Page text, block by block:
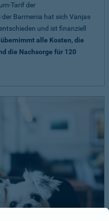
Tarif der
Barmenia hat sich Vanjas
und ist finanziell
alle Kosten, die
die Nachsorge für 120